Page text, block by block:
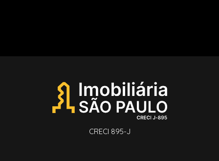
CRECI 895-J